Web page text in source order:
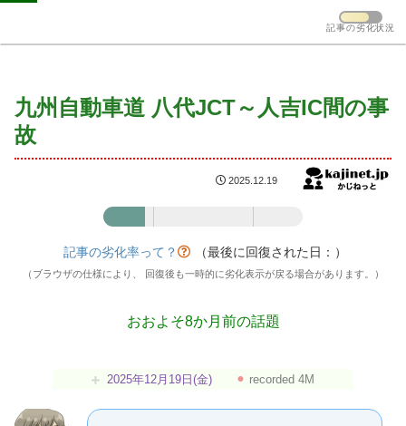
九州自動車道 八代JCT～人吉IC間の事
故
2025.12.19
記事の劣化率って？ （最後に回復された日： ）
（ブラウザの仕様により、 回復後も一時的に劣化表示が戻る場合があります。）
おおよそ8か月前の話題
2025年12月19日(金) ⚫︎ recorded 4M
記事の劣化状況